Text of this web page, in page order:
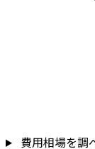
費用相場を調